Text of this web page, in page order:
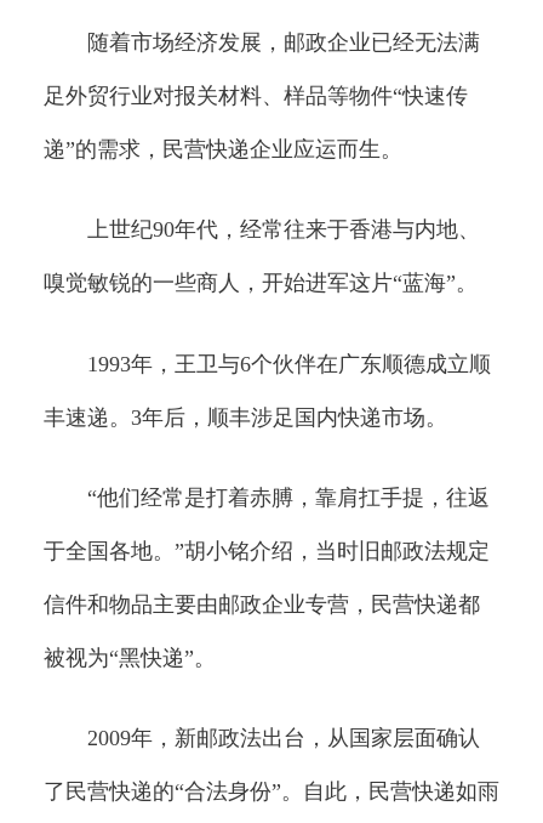
随着市场经济发展，邮政企业已经无法满
足外贸行业对报关材料、样品等物件“快速传
递”的需求，民营快递企业应运而生。
上世纪90年代，经常往来于香港与内地、
嗅觉敏锐的一些商人，开始进军这片“蓝海”。
1993年，王卫与6个伙伴在广东顺德成立顺
丰速递。3年后，顺丰涉足国内快递市场。
“他们经常是打着赤膊，靠肩扛手提，往返
于全国各地。”胡小铭介绍，当时旧邮政法规定
信件和物品主要由邮政企业专营，民营快递都
被视为“黑快递”。
2009年，新邮政法出台，从国家层面确认
了民营快递的“合法身份”。自此，民营快递如雨